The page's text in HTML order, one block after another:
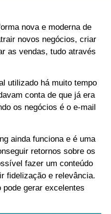
nova e moderna de
novos negócios, criar
as vendas, tudo através
utilizado há muito tempo
conta de que já era
os negócios é o e-mail
ainda funciona e é uma
retornos sobre os
fazer um conteúdo
fidelização e relevância.
gerar excelentes